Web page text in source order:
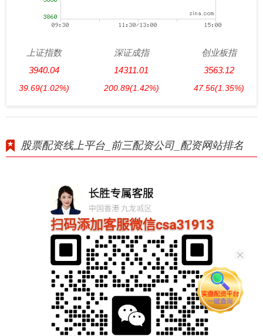
上证指数
3940.04
39.69(1.02%)
深证成指
14311.01
200.89(1.42%)
创业板指
3563.12
47.56(1.35%)
股票配资线上平台_前三配资公司_配资网站排名